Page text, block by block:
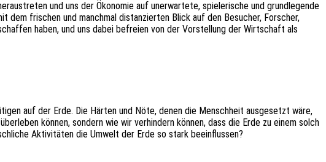
und uns der Ökono­mie auf uner­war­te­te, spie­le­ri­sche und grund­le­gen­de
frischen und manch­mal distan­zier­ten Blick auf den Besu­cher, Forscher,
haben, und uns dabei befrei­en von der Vorstel­lung der Wirt­schaft als
auf der Erde. Die Härten und Nöte, denen die Mensch­heit ausge­setzt wäre,
können, sondern wie wir verhin­dern können, dass die Erde zu einem solch
Akti­vi­tä­ten die Umwelt der Erde so stark beeinflussen?